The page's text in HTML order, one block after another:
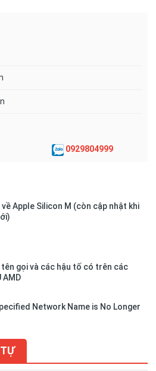
0929804999
Apple Silicon M (còn cập nhật khi
tên gọi và các hậu tố có trên các
AMD
Network Name is No Longer